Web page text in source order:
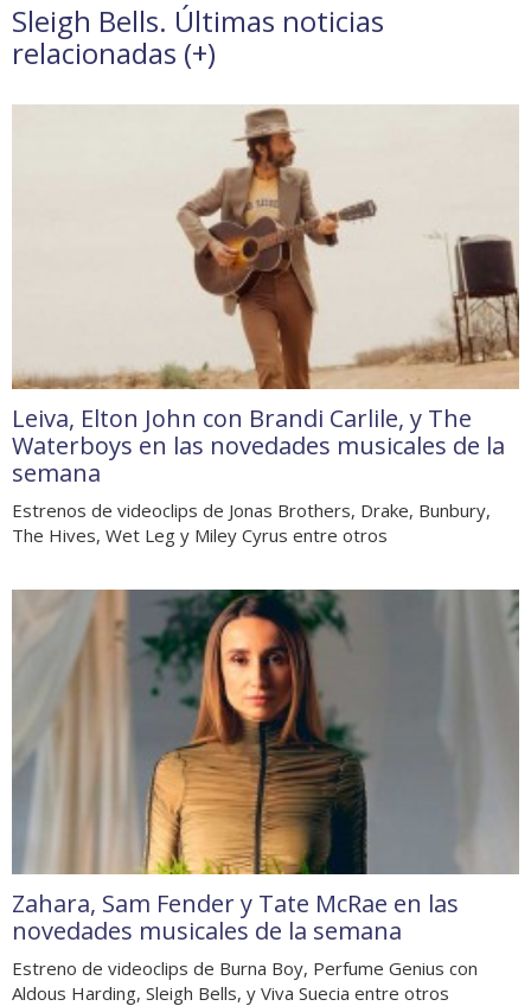
Sleigh Bells. Últimas noticias
relacionadas (+)
Leiva, Elton John con Brandi Carlile, y The
Waterboys en las novedades musicales de la
semana
Estrenos de videoclips de Jonas Brothers, Drake, Bunbury,
The Hives, Wet Leg y Miley Cyrus entre otros
Zahara, Sam Fender y Tate McRae en las
novedades musicales de la semana
Estreno de videoclips de Burna Boy, Perfume Genius con
Aldous Harding, Sleigh Bells, y Viva Suecia entre otros